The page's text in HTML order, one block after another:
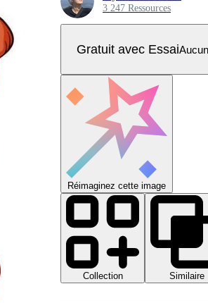
3 247 Ressources
Gratuit avec Essai
Réimaginez cette image
Collection
Similaire